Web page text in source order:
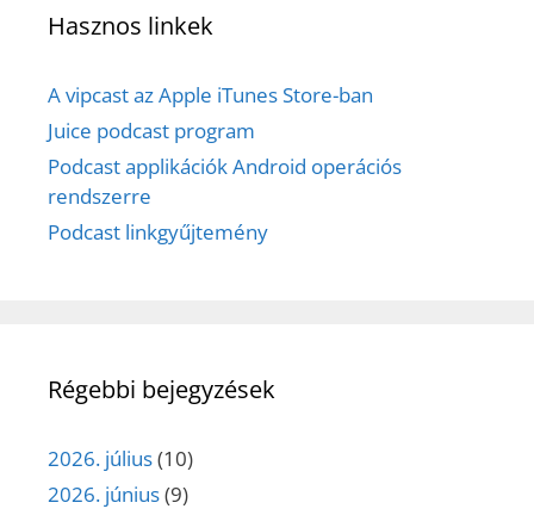
Hasznos linkek
A vipcast az Apple iTunes Store-ban
Juice podcast program
Podcast applikációk Android operációs
rendszerre
Podcast linkgyűjtemény
Régebbi bejegyzések
2026. július(10)
2026. június(9)